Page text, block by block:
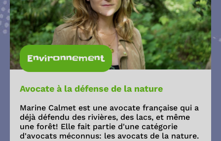
Environnement
Avocate à la défense de la nature
Marine Calmet est une avocate française qui a
déjà défendu des rivières, des lacs, et même
une forêt! Elle fait partie d'une catégorie
d'avocats méconnus: les avocats de la nature.